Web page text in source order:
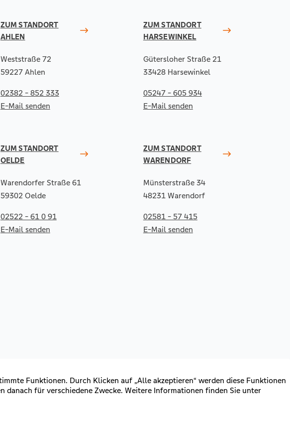
ZUM STANDORT
AHLEN
Weststraße 72
59227 Ahlen
02382 - 852 333
E-Mail senden
ZUM STANDORT
HARSEWINKEL
Gütersloher Straße 21
33428 Harsewinkel
05247 - 605 934
E-Mail senden
ZUM STANDORT
OELDE
Warendorfer Straße 61
59302 Oelde
02522 - 61 0 91
E-Mail senden
ZUM STANDORT
WARENDORF
Münsterstraße 34
48231 Warendorf
02581 - 57 415
E-Mail senden